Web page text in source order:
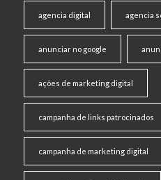
agencia digital agencia
anunciar no google
ações de marketing digital
campanha de links patrocinados
campanha de marketing digital